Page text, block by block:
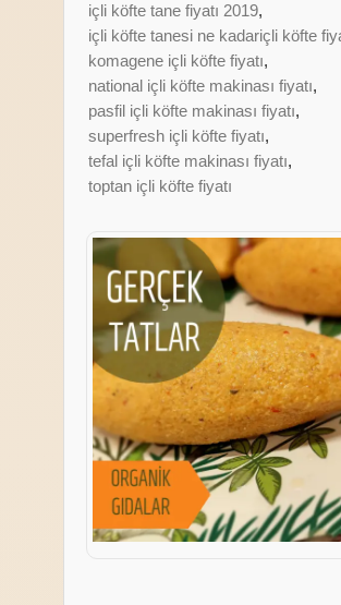
içli köfte tane fiyatı 2019,
içli köfte tanesi ne kadariçli köfte
komagene içli köfte fiyatı,
national içli köfte makinası fiyatı,
pasfil içli köfte makinası fiyatı,
superfresh içli köfte fiyatı,
tefal içli köfte makinası fiyatı,
toptan içli köfte fiyatı